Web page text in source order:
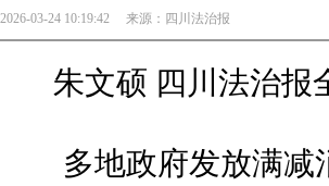
2026-03-24 10:19:42 来源： 四川法治报
朱文硕 四川法治报
多地政府发放满减